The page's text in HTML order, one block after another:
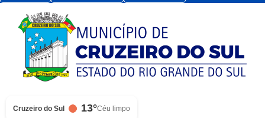
Cruzeiro do Sul 13°Céu limpo